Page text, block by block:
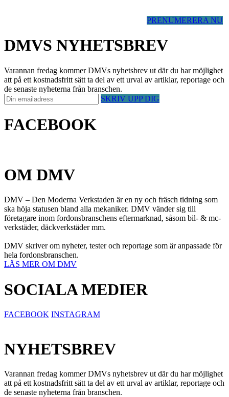
PRENUMERERA NU
DMVS NYHETSBREV
Varannan fredag kommer DMVs nyhetsbrev ut där du har möjlighet
att på ett kostnadsfritt sätt ta del av ett urval av artiklar, reportage och
de senaste nyheterna från branschen.
SKRIV UPP DIG
FACEBOOK
OM DMV
DMV – Den Moderna Verkstaden är en ny och fräsch tidning som
ska höja statusen bland alla mekaniker. DMV vänder sig till
företagare inom fordonsbranschens eftermarknad, såsom bil- & mc-
verkstäder, däckverkstäder mm.
DMV skriver om nyheter, tester och reportage som är anpassade för
hela fordonsbranschen.
LÄS MER OM DMV
SOCIALA MEDIER
FACEBOOK INSTAGRAM
NYHETSBREV
Varannan fredag kommer DMVs nyhetsbrev ut där du har möjlighet
att på ett kostnadsfritt sätt ta del av ett urval av artiklar, reportage och
de senaste nyheterna från branschen.